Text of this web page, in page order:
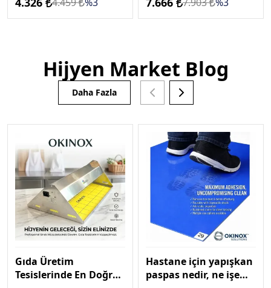
Hijyen Market Blog
Daha Fazla
Gıda Üretim
Tesislerinde En Doğru
Hastane için yapışkan
paspas nedir, ne işe